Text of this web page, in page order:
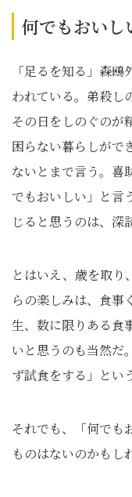
何でもおいし
「足るを知る」――森
われている。弟殺し
その日をしのぐのが
困らない暮らしがで
ないとまで言う。喜
でもおいしい」と言
じると思うのは、深
とはいえ、歳を取り
らの楽しみは、食事
生、数に限りある食
いと思うのも当然だ
ず試食をする」とい
それでも、「何でも
ものはないのかもし